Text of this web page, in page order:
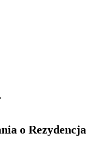
o Rezydencja